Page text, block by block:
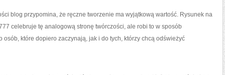
blog przypomina, że ręczne tworzenie ma wyjątkową wartość. Rysunek na
celebruje tę analogową stronę twórczości, ale robi to w sposób
osób, które dopiero zaczynają, jak i do tych, którzy chcą odświeżyć